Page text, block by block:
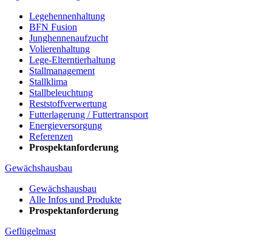
Legehennenhaltung
BFN Fusion
Junghennenaufzucht
Volierenhaltung
Lege-Elterntierhaltung
Stallmanagement
Stallklima
Stallbeleuchtung
Reststoffverwertung
Futterlagerung / Futtertransport
Energieversorgung
Referenzen
Prospektanforderung
Gewächshausbau
Gewächshausbau
Alle Infos und Produkte
Prospektanforderung
Geflügelmast